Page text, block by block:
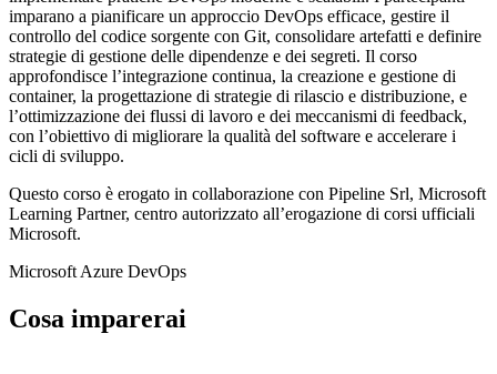
imparano a pianificare un approccio DevOps efficace, gestire il
controllo del codice sorgente con Git, consolidare artefatti e definire
strategie di gestione delle dipendenze e dei segreti. Il corso
approfondisce l’integrazione continua, la creazione e gestione di
container, la progettazione di strategie di rilascio e distribuzione, e
l’ottimizzazione dei flussi di lavoro e dei meccanismi di feedback,
con l’obiettivo di migliorare la qualità del software e accelerare i
cicli di sviluppo.
Questo corso è erogato in collaborazione con Pipeline Srl, Microsoft
Learning Partner, centro autorizzato all’erogazione di corsi ufficiali
Microsoft.
Microsoft Azure DevOps
Cosa imparerai